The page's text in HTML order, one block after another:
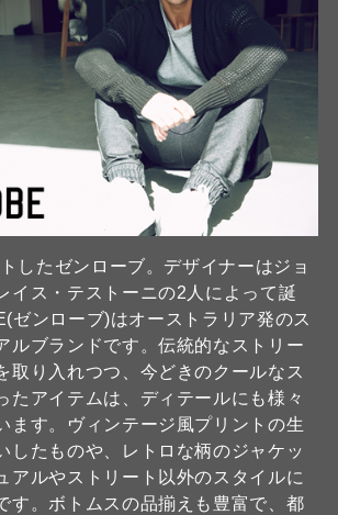
したゼンローブ。デザイナーはジョ
イス・テストーニの2人によって誕
ゼンローブ)はオーストラリア発のス
ルブランドです。伝統的なストリー
取り入れつつ、今どきのクールなス
たアイテムは、ディテールにも様々
ます。ヴィンテージ風プリントの生
したものや、レトロな柄のジャケッ
アルやストリート以外のスタイルに
す。ボトムスの品揃えも豊富で、都